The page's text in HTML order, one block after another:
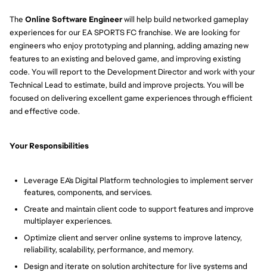
The Online Software Engineerwill help build networked gameplay
experiences for our EA SPORTS FC franchise. We are looking for
engineers who enjoy prototyping and planning, adding amazing new
features to an existing and beloved game, and improving existing
code. You will report to the Development Director and work with your
Technical Lead to estimate, build and improve projects. You will be
focused on delivering excellent game experiences through efficient
and effective code.
Your Responsibilities
Leverage EA's Digital Platform technologies to implement server
features, components, and services.
Create and maintain client code to support features and improve
multiplayer experiences.
Optimize client and server online systems to improve latency,
reliability, scalability, performance, and memory.
Design and iterate on solution architecture for live systems and